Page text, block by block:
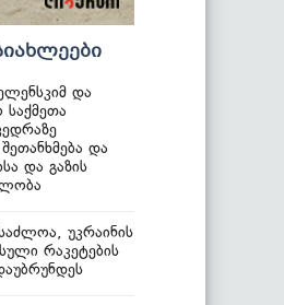
და
საქმეთა
და
და გაზის
უკრაინის
რაკეტების